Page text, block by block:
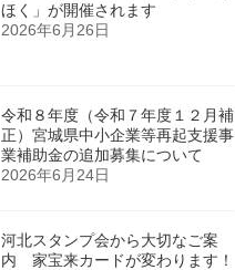
ほく」が開催されます
2026年6月26日
令和８年度（令和７年度１２月補
正）宮城県中小企業等再起支援事
業補助金の追加募集について
2026年6月24日
河北スタンプ会から大切なご案
内 家宝来カードが変わります！